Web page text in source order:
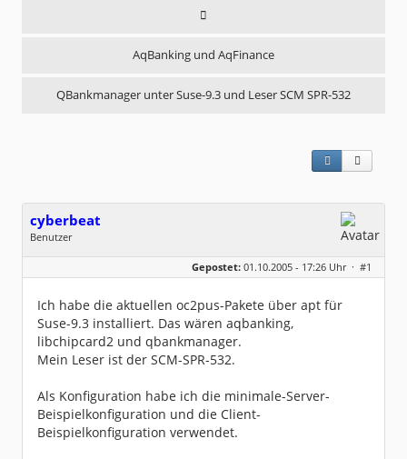
AqBanking und AqFinance
QBankmanager unter Suse-9.3 und Leser SCM SPR-532
cyberbeat
Benutzer
Geschlecht:
keine Angabe
Dabei seit:
09 / 2005
Gepostet: 01.10.2005 - 17:26 Uhr · #1
Ich habe die aktuellen oc2pus-Pakete über apt für
Suse-9.3 installiert. Das wären aqbanking,
libchipcard2 und qbankmanager.
Mein Leser ist der SCM-SPR-532.
Als Konfiguration habe ich die minimale-Server-
Beispielkonfiguration und die Client-
Beispielkonfiguration verwendet.